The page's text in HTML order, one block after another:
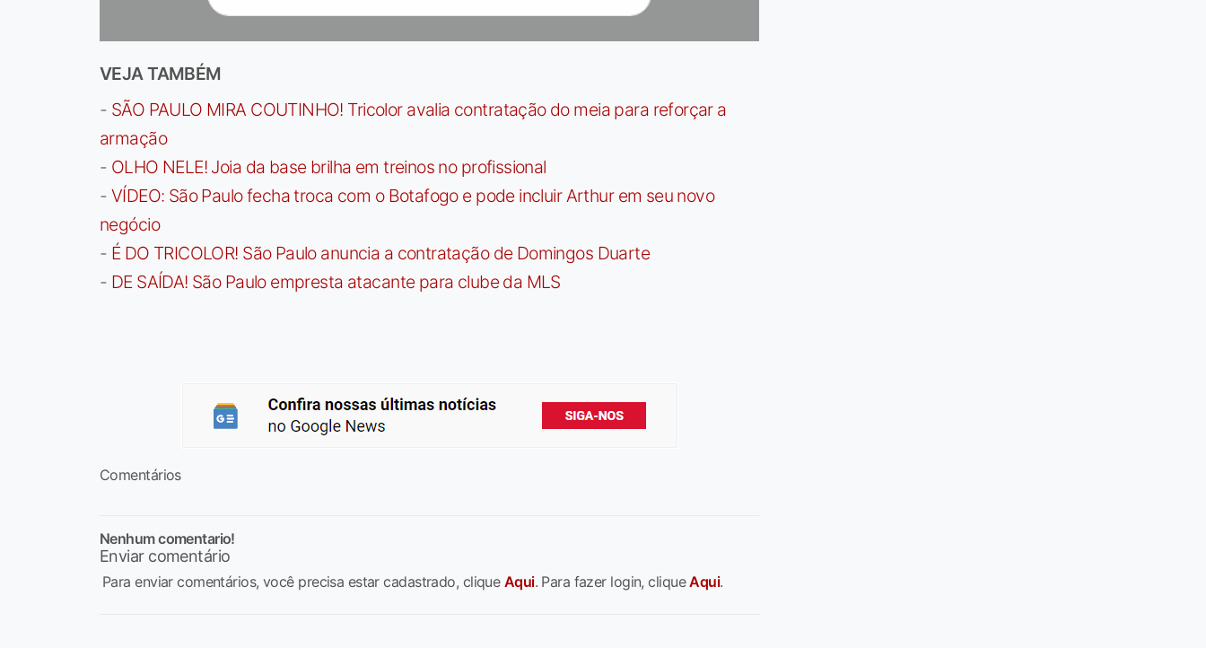
VEJA TAMBÉM
- SÃO PAULO MIRA COUTINHO! Tricolor avalia contratação do meia para reforçar a
armação
- OLHO NELE! Joia da base brilha em treinos no profissional
- VÍDEO: São Paulo fecha troca com o Botafogo e pode incluir Arthur em seu novo
negócio
- É DO TRICOLOR! São Paulo anuncia a contratação de Domingos Duarte
- DE SAÍDA! São Paulo empresta atacante para clube da MLS
Comentários
Nenhum comentario!
Enviar comentário
Para enviar comentários, você precisa estar cadastrado, clique Aqui. Para fazer login, cliqueAqui.